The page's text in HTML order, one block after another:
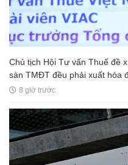
Chủ tịch Hội Tư vấn Thuế đề
sàn TMĐT đều phải xuất hóa
8 giờ trước